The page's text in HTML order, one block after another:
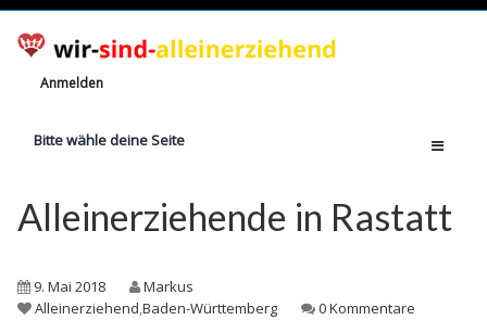
Anmelden
Bitte wähle deine Seite
Jetzt registrieren!
Anzahl Alleinerziehende
Alleinerziehende in Rastatt
9. Mai 2018
Markus
Alleinerziehend,Baden-Württemberg 0 Kommentare